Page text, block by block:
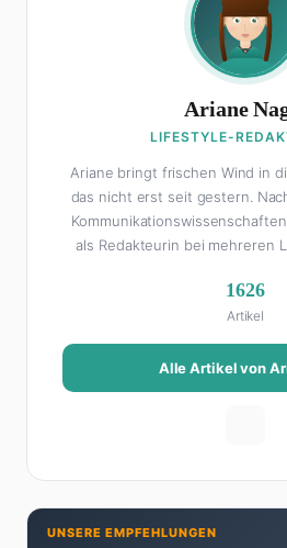
Ariane
LIFESTYLE-
Ariane bringt frischen Wind in
das nicht erst seit gestern.
als Redakteurin bei mehreren
Als Lifestyle-Redakteurin
das Leben schöner macht: von
Reise-Tipps über Food-
Beziehungsratgebern, die auch
Ihre Geheimwaffe: Sie weiß
Brunch-Spot der Stadt. Ihre
auf echter Erfahrung – ihre
1626
Artikel
Alle Artikel von
UNSERE EMPFEHLUNGEN